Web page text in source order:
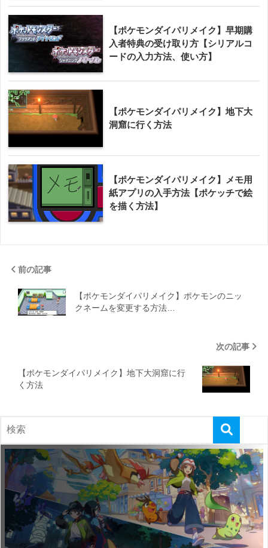
【ポケモンダイパリメイク】早期購
入者特典の受け取り方【シリアルコ
ードの入力方法、使い方】
【ポケモンダイパリメイク】地下大
洞窟に行く方法
【ポケモンダイパリメイク】メモ用
紙アプリの入手方法【ポケッチで絵
を描く方法】
前の記事
【ポケモンダイパリメイク】ポケモンのニッ
クネームを変更する方法…
次の記事
【ポケモンダイパリメイク】地下大洞窟に行
く方法